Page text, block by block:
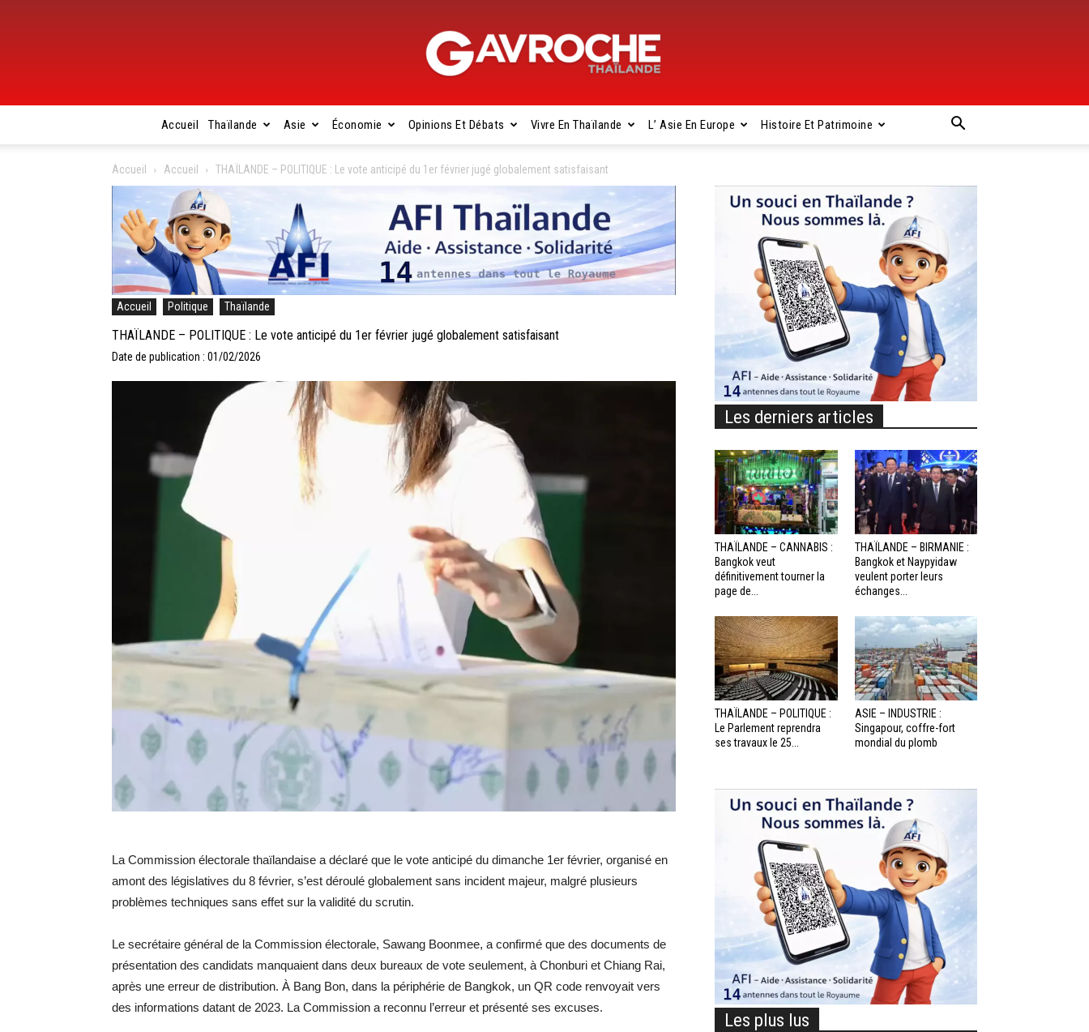
Gavroche
Thaïlande
Accueil Thaïlande Asie Économie Opinions Et Débats Vivre En Thaïlande L’ Asie En Europe Histoire Et Patrimoine
Accueil Accueil THAÏLANDE – POLITIQUE : Le vote anticipé du 1er février jugé globalement satisfaisant
Accueil Politique Thaïlande
THAÏLANDE – POLITIQUE : Le vote anticipé du 1er février jugé globalement satisfaisant
Date de publication : 01/02/2026
La Commission électorale thaïlandaise a déclaré que le vote anticipé du dimanche 1er février, organisé en
amont des législatives du 8 février, s’est déroulé globalement sans incident majeur, malgré plusieurs
problèmes techniques sans effet sur la validité du scrutin.
Le secrétaire général de la Commission électorale, Sawang Boonmee, a confirmé que des documents de
présentation des candidats manquaient dans deux bureaux de vote seulement, à Chonburi et Chiang Rai,
après une erreur de distribution. À Bang Bon, dans la périphérie de Bangkok, un QR code renvoyait vers
des informations datant de 2023. La Commission a reconnu l’erreur et présenté ses excuses.
Les derniers articles
THAÏLANDE – CANNABIS :
Bangkok veut
définitivement tourner la
page de...
THAÏLANDE – BIRMANIE :
Bangkok et Naypyidaw
veulent porter leurs
échanges...
THAÏLANDE – POLITIQUE :
Le Parlement reprendra
ses travaux le 25...
ASIE – INDUSTRIE :
Singapour, coffre-fort
mondial du plomb
Les plus lus